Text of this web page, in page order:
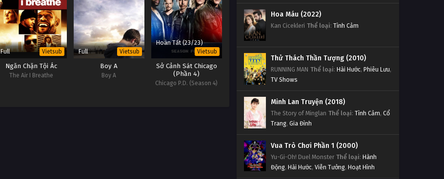
Full Vietsub
Ngăn Chặn Tội Ác
The Air I Breathe
Full Vietsub
Boy A
Boy A
Hoàn Tất (23/23)
Vietsub
Sở Cảnh Sát Chicago
(Phần 4)
Chicago P.D. (Season 4)
Hoa Máu (2022)
Kan Cicekleri Thể loại: Tình Cảm
Thử Thách Thần Tượng (2010)
RUNNING MAN Thể loại: Hài Hước, Phiêu Lưu,
TV Shows
Minh Lan Truyện (2018)
The Story of Minglan Thể loại: Tình Cảm, Cổ
Trang, Gia Đình
Vua Trò Chơi Phần 1 (2000)
Yu-Gi-Oh! Duel Monster Thể loại: Hành
Động, Hài Hước, Viễn Tưởng, Hoạt Hình